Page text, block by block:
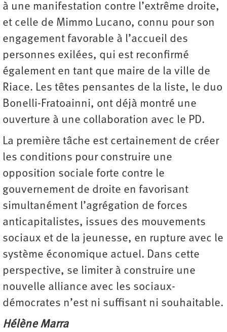
à une manifestation contre l’extrême droite,
et celle de Mimmo Lucano, connu pour son
engagement favorable à l’accueil des
personnes exilées, qui est reconfirmé
également en tant que maire de la ville de
Riace. Les têtes pensantes de la liste, le duo
Bonelli-Fratoainni, ont déjà montré une
ouverture à une collaboration avec le PD.
La première tâche est certainement de créer
les conditions pour construire une
opposition sociale forte contre le
gouvernement de droite en favorisant
simultanément l’agrégation de forces
anticapitalistes, issues des mouvements
sociaux et de la jeunesse, en rupture avec le
système économique actuel. Dans cette
perspective, se limiter à construire une
nouvelle alliance avec les sociaux-
démocrates n’est ni suffisant ni souhaitable.
Hélène Marra